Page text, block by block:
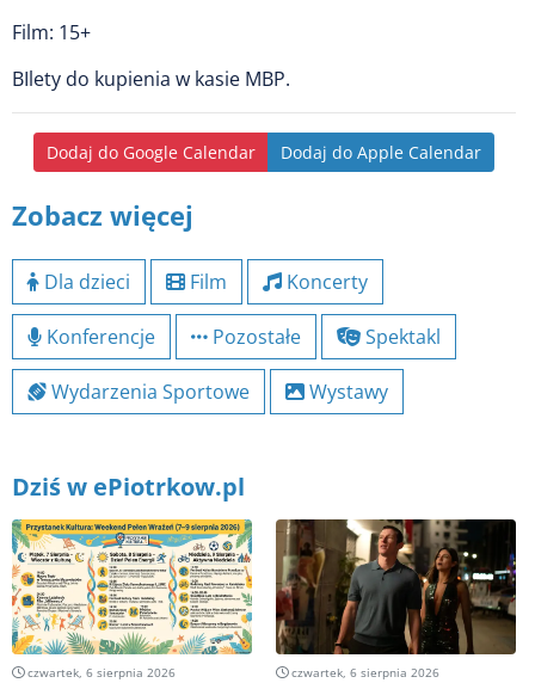
Film: 15+
BIlety do kupienia w kasie MBP.
Dodaj do Google Calendar Dodaj do Apple Calendar
Zobacz więcej
Dla dzieci Film Koncerty
Konferencje Pozostałe Spektakl
Wydarzenia Sportowe Wystawy
Dziś w ePiotrkow.pl
czwartek, 6 sierpnia 2026 czwartek, 6 sierpnia 2026